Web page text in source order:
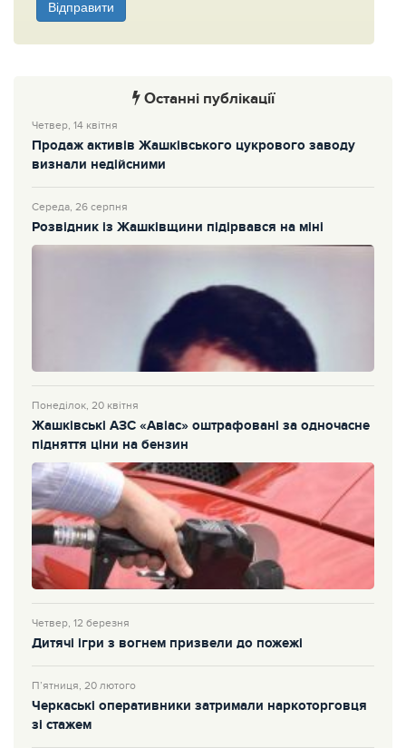
Відправити
Останні публікації
Четвер, 14 квітня
Продаж активів Жашківського цукрового заводу
визнали недійсними
Середа, 26 серпня
Розвідник із Жашківщини підірвався на міні
Понеділок, 20 квітня
Жашківські АЗС «Авіас» оштрафовані за одночасне
підняття ціни на бензин
Четвер, 12 березня
Дитячі ігри з вогнем призвели до пожежі
П’ятниця, 20 лютого
Черкаські оперативники затримали наркоторговця
зі стажем